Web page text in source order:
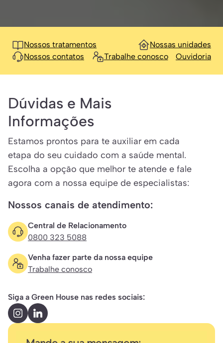
Nossos tratamentos
Nossas unidades
Nossos contatos
Trabalhe conosco Ouvidoria
Dúvidas e Mais
Informações
Estamos prontos para te auxiliar em cada
etapa do seu cuidado com a saúde mental.
Escolha a opção que melhor te atende e fale
agora com a nossa equipe de especialistas:
Nossos canais de atendimento:
Central de Relacionamento
0800 323 5088
Venha fazer parte da nossa equipe
Trabalhe conosco
Siga a Green House nas redes sociais: